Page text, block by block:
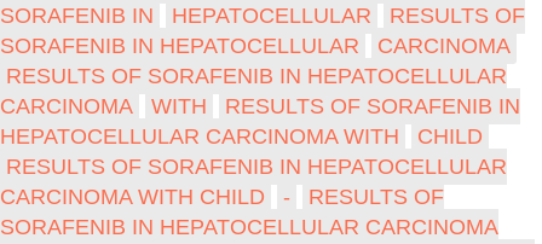
SORAFENIB IN
HEPATOCELLULAR
RESULTS OF
SORAFENIB IN HEPATOCELLULAR
CARCINOMA
RESULTS OF SORAFENIB IN HEPATOCELLULAR
CARCINOMA
WITH
RESULTS OF SORAFENIB IN
HEPATOCELLULAR CARCINOMA WITH
CHILD
RESULTS OF SORAFENIB IN HEPATOCELLULAR
CARCINOMA WITH CHILD
-
RESULTS OF
SORAFENIB IN HEPATOCELLULAR CARCINOMA